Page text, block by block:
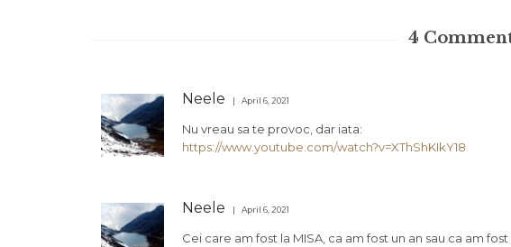
4
Neele April 6, 2021
Nu vreau sa te provoc, dar iata:
https://www.youtube.com/watch?v=XThShKIkY18
Neele April 6, 2021
Cei care am fost la MISA, ca am fost un an sau ca am